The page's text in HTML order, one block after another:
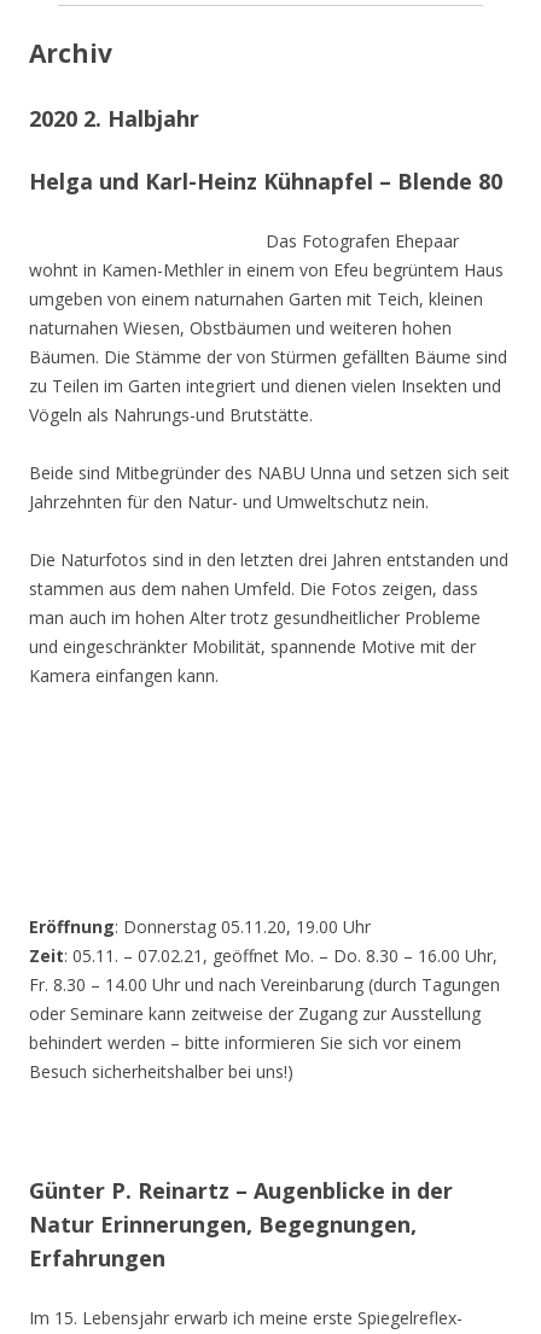
Archiv
2020 2. Halbjahr
Helga und Karl-Heinz Kühnapfel – Blende 80
Das Fotografen Ehepaar
wohnt in Kamen-Methler in einem von Efeu begrüntem Haus
umgeben von einem naturnahen Garten mit Teich, kleinen
naturnahen Wiesen, Obstbäumen und weiteren hohen
Bäumen. Die Stämme der von Stürmen gefällten Bäume sind
zu Teilen im Garten integriert und dienen vielen Insekten und
Vögeln als Nahrungs-und Brutstätte.
Beide sind Mitbegründer des NABU Unna und setzen sich seit
Jahrzehnten für den Natur- und Umweltschutz nein.
Die Naturfotos sind in den letzten drei Jahren entstanden und
stammen aus dem nahen Umfeld. Die Fotos zeigen, dass
man auch im hohen Alter trotz gesundheitlicher Probleme
und eingeschränkter Mobilität, spannende Motive mit der
Kamera einfangen kann.
Eröffnung: Donnerstag 05.11.20, 19.00 Uhr
Zeit: 05.11. – 07.02.21, geöffnet Mo. – Do. 8.30 – 16.00 Uhr,
Fr. 8.30 – 14.00 Uhr und nach Vereinbarung (durch Tagungen
oder Seminare kann zeitweise der Zugang zur Ausstellung
behindert werden – bitte informieren Sie sich vor einem
Besuch sicherheitshalber bei uns!)
Günter P. Reinartz – Augenblicke in der
Natur Erinnerungen, Begegnungen,
Erfahrungen
Im 15. Lebensjahr erwarb ich meine erste Spiegelreflex-